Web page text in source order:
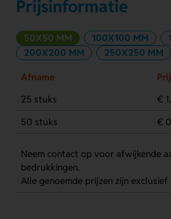
Prijsinformatie
50X50 MM 100X100 MM
200X200 MM
250X250 MM
Afname
25 stuks
€
50 stuks
€
Neem contact op voor afwijkende
bedrukkingen.
Alle genoemde prijzen zijn exclusief